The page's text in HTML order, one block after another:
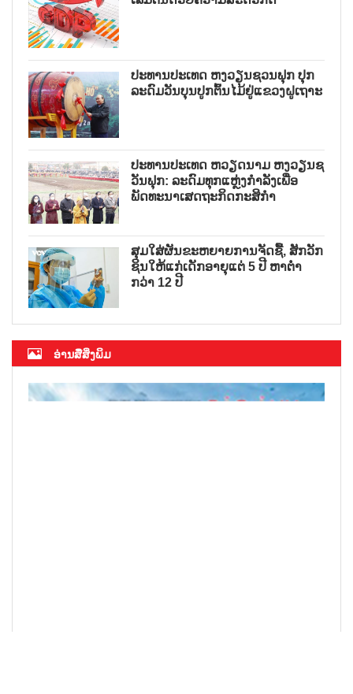
ປະທານປະເທດ ຫງວຽນຊວນຟຸກ ປຸກ
ລະດົມວັນບຸນປູກຕົ້ນໄມ້ຢູ່ແຂວງຝູເຖາະ
ປະທານປະເທດ ຫວຽດນາມ ຫງວຽນຊ
ວັນຟຸກ: ລະດົມທຸກແຫຼ່ງກຳລັງເພື່ອ
ພັດທະນາເສດຖະກິດກະສິກຳ
ສຸມໃສ່ຜັນຂະຫຍາຍການຈັດຊື້, ສັກວັກ
ຊິນໃຫ້ແກ່ເດັກອາຍຸແຕ່ 5 ປີ ຫາຕ່ຳ
ກວ່າ 12 ປີ
ອ່ານສື່ສິ່ງພິມ